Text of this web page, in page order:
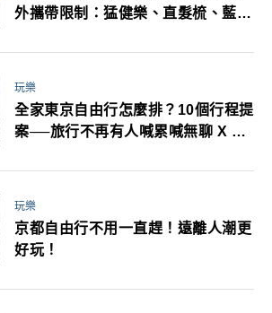
外攜帶限制：猛健樂、直髮梳、藍牙
萬！注意事項一次看！
玩樂
全家東京自由行怎麼排？10個行程提
案──旅行不再有人喊累喊無聊 X 爸
玩樂
京都自由行不用一直趕！遠離人潮更
好玩！